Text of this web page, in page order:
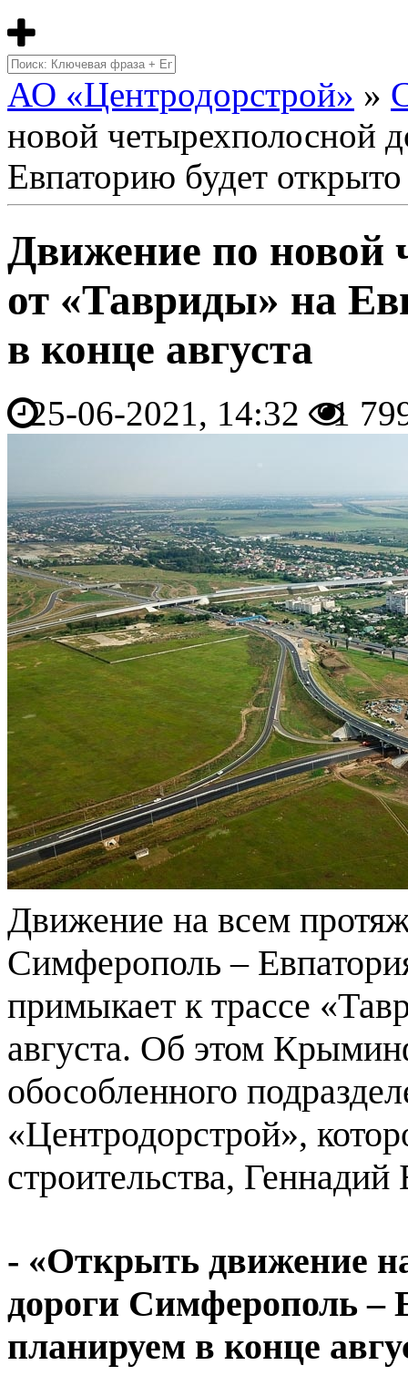
АО «Центродорстрой» »
новой четырехполосной
Евпаторию будет открыто
Движение по новой
от «Тавриды» на
в конце августа
25-06-2021, 14:32 1
Движение на всем
Симферополь –
примыкает к трассе
августа. Об этом
обособленного
«Центродорстрой»,
строительства, Геннадий
- «Открыть движение
дороги Симферополь
планируем в конце